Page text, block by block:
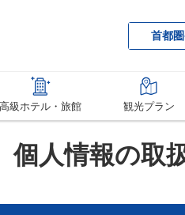
首都
高級ホテル・旅館 観光プラン
人情報の取